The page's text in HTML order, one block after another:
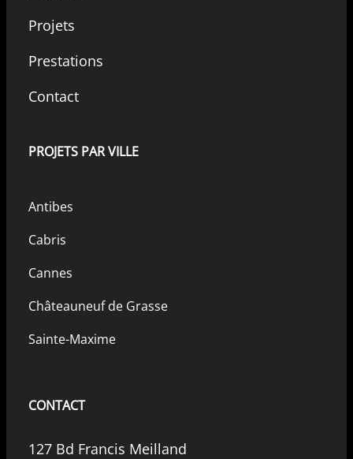
Projets
Prestations
Contact
PROJETS PAR VILLE
Antibes
Cabris
Cannes
Châteauneuf de Grasse
Sainte-Maxime
CONTACT
127 Bd Francis Meilland